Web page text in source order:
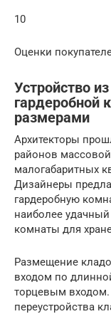
10
Оценки
Устройство
гардеробной
размерами
Архитекторы
районов
малогабаритных
Дизайнеры
гардеробную
наиболее
комнаты для
Размещение
входом по
торцевым входом.
переустройства